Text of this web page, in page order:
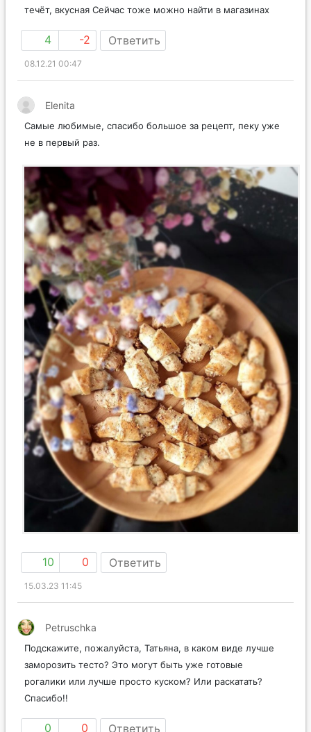
течёт, вкусная Сейчас тоже можно найти в магазинах
4 -2 Ответить
08.12.21 00:47
Elenita
Самые любимые, спасибо большое за рецепт, пеку уже
не в первый раз.
10 0 Ответить
15.03.23 11:45
Petruschka
Подскажите, пожалуйста, Татьяна, в каком виде лучше
заморозить тесто? Это могут быть уже готовые
рогалики или лучше просто куском? Или раскатать?
Спасибо!!
0 0 Ответить